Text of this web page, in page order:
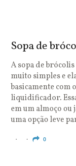
Sopa de
A sopa de
muito simples e
basicamente com
liquidificador.
em um almoço
uma opção leve
0